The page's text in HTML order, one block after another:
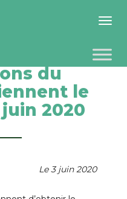
Toggle
du
le
juin 2020
Le 3 juin 2020